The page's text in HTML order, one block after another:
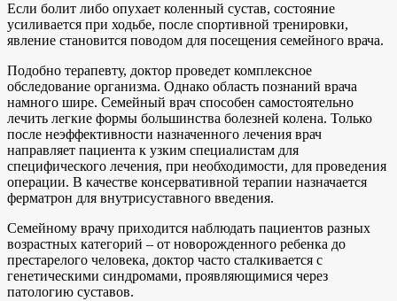
Если болит либо опухает коленный сустав, состояние
усиливается при ходьбе, после спортивной тренировки,
явление становится поводом для посещения семейного врача.
Подобно терапевту, доктор проведет комплексное
обследование организма. Однако область познаний врача
намного шире. Семейный врач способен самостоятельно
лечить легкие формы большинства болезней колена. Только
после неэффективности назначенного лечения врач
направляет пациента к узким специалистам для
специфического лечения, при необходимости, для проведения
операции. В качестве консервативной терапии назначается
ферматрон для внутрисуставного введения.
Семейному врачу приходится наблюдать пациентов разных
возрастных категорий – от новорожденного ребенка до
престарелого человека, доктор часто сталкивается с
генетическими синдромами, проявляющимися через
патологию суставов.